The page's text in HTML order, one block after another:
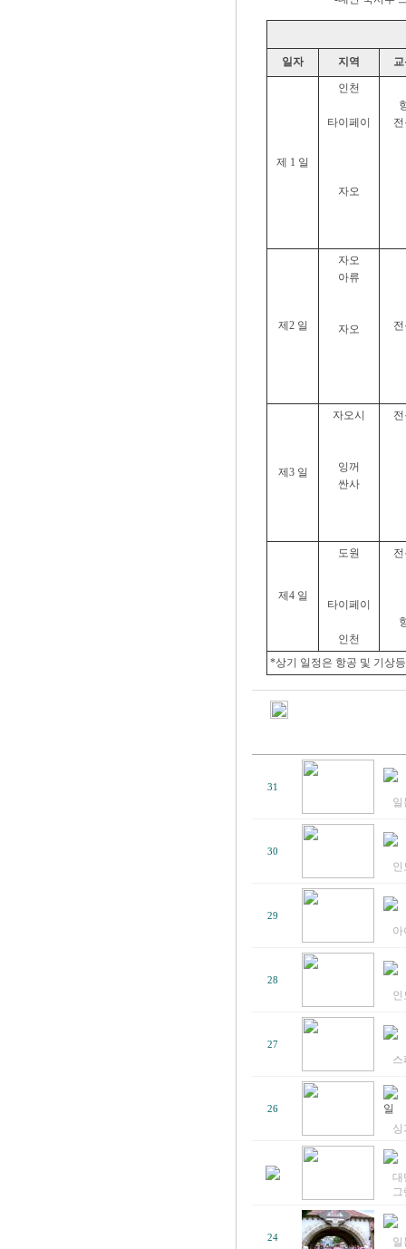
일자 지역
제 1 일
인천
타이페이
자오
제2 일
자오
아류
자오
제3 일
자오시
잉꺼
싼사
제4 일
도원
타이페이
인천
*상기 일정은 항공 및 기상
31
일
30
인
29
아
28
인
27
스
26
일
싱
대
그
24